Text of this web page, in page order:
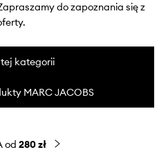
do zapoznania się z
tej kategorii
MARC JACOBS
od 280 zł